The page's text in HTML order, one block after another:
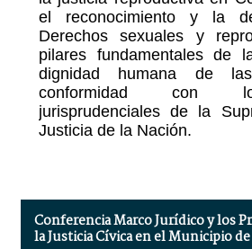
el reconocimiento y la
Derechos sexuales y
pilares fundamentales de
dignidad humana de
conformidad con
jurisprudenciales de la
Justicia de la Nación.
Conferencia Marco Jurídico y los
la Justicia Cívica en el Municipio